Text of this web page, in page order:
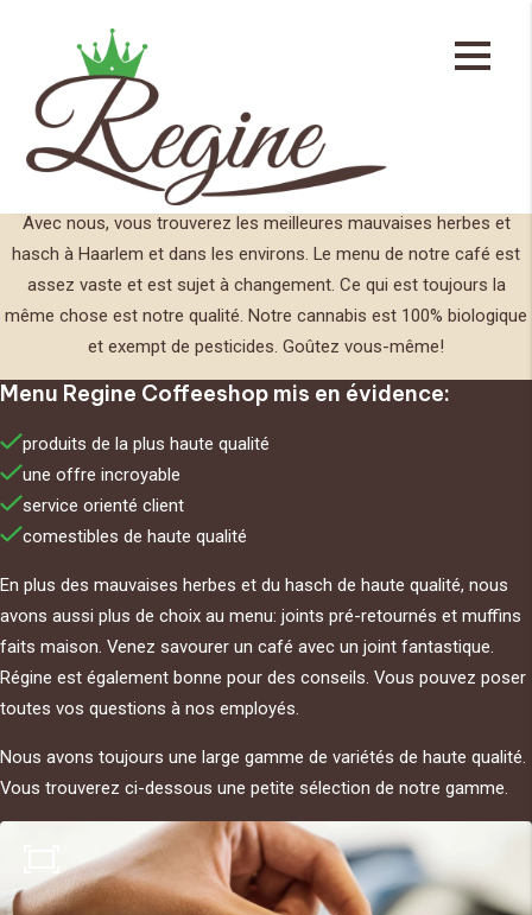
La meilleure herbe et hash
Avec nous, vous trouverez les meilleures mauvaises herbes et
hasch à Haarlem et dans les environs. Le menu de notre café est
assez vaste et est sujet à changement. Ce qui est toujours la
même chose est notre qualité. Notre cannabis est 100% biologique
et exempt de pesticides. Goûtez vous-même!
Menu Regine Coffeeshop mis en évidence:
produits de la plus haute qualité
une offre incroyable
service orienté client
comestibles de haute qualité
En plus des mauvaises herbes et du hasch de haute qualité, nous
avons aussi plus de choix au menu: joints pré-retournés et muffins
faits maison. Venez savourer un café avec un joint fantastique.
Régine est également bonne pour des conseils. Vous pouvez poser
toutes vos questions à nos employés.
Nous avons toujours une large gamme de variétés de haute qualité.
Vous trouverez ci-dessous une petite sélection de notre gamme.